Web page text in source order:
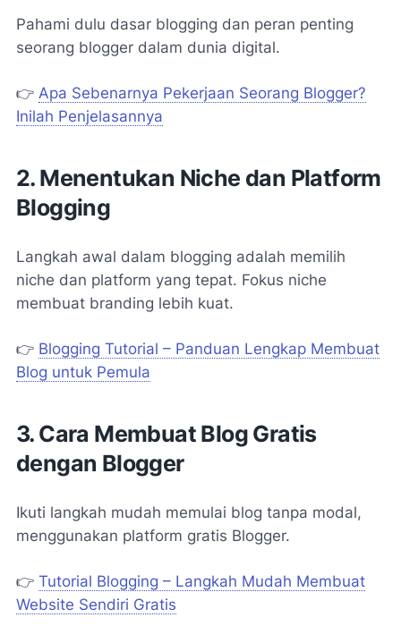
Pahami dulu dasar blogging dan peran penting
seorang blogger dalam dunia digital.
👉 Apa Sebenarnya Pekerjaan Seorang Blogger?
Inilah Penjelasannya
2. Menentukan Niche dan Platform
Blogging
Langkah awal dalam blogging adalah memilih
niche dan platform yang tepat. Fokus niche
membuat branding lebih kuat.
👉 Blogging Tutorial – Panduan Lengkap Membuat
Blog untuk Pemula
3. Cara Membuat Blog Gratis
dengan Blogger
Ikuti langkah mudah memulai blog tanpa modal,
menggunakan platform gratis Blogger.
👉 Tutorial Blogging – Langkah Mudah Membuat
Website Sendiri Gratis